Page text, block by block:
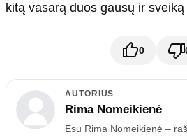
kitą vasarą duos gausų ir sveiką
0
AUTORIUS
Rima Nomeikienė
Esu Rima Nomeikienė –